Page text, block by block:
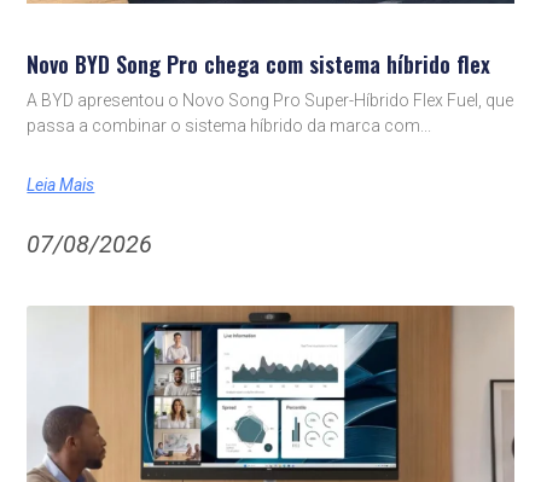
Novo BYD Song Pro chega com sistema híbrido flex
A BYD apresentou o Novo Song Pro Super-Híbrido Flex Fuel, que
passa a combinar o sistema híbrido da marca com
Leia Mais
07/08/2026